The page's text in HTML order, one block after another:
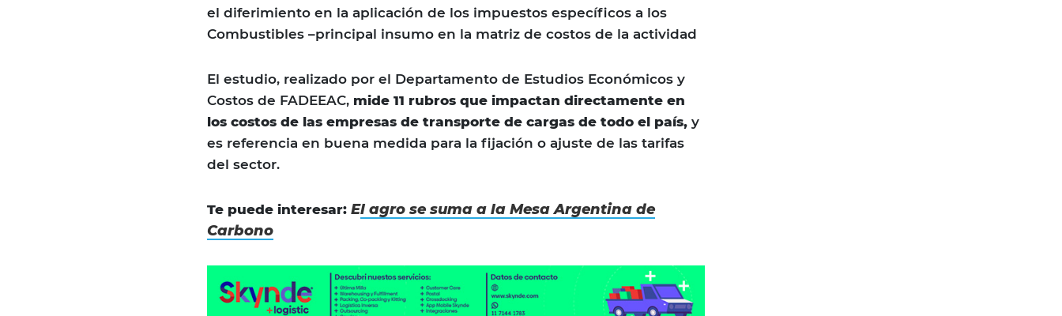
el diferimiento en la aplicación de los impuestos específicos a los
Combustibles –principal insumo en la matriz de costos de la actividad
El estudio, realizado por el Departamento de Estudios Económicos y
Costos de FADEEAC, mide 11 rubros que impactan directamente en
los costos de las empresas de transporte de cargas de todo el país, y
es referencia en buena medida para la fijación o ajuste de las tarifas
del sector.
Te puede interesar: El agro se suma a la Mesa Argentina de
Carbono